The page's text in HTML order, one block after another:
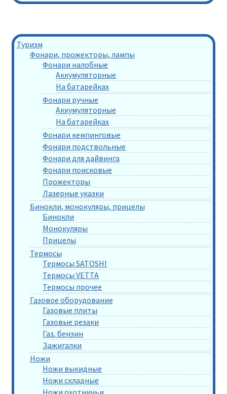
Туризм
Фонари, прожекторы, лампы
Фонари налобные
Аккумуляторные
На батарейках
Фонари ручные
Аккумуляторные
На батарейках
Фонари кемпинговые
Фонари подствольные
Фонари для дайвинга
Фонари поисковые
Прожекторы
Лазерные указки
Бинокли, монокуляры, прицелы
Бинокли
Монокуляры
Прицелы
Термосы
Термосы SATOSHI
Термосы VETTA
Термосы прочее
Газовое оборудование
Газовые плиты
Газовые резаки
Газ, бензин
Зажигалки
Ножи
Ножи выкидные
Ножи складные
Ножи охотничьи